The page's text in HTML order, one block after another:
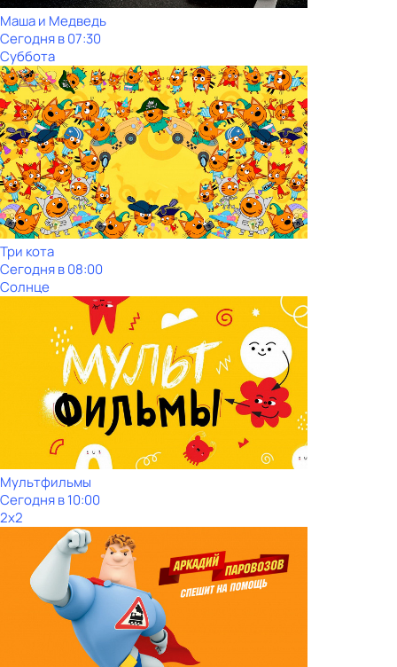
Маша и Медведь
Сегодня в 07:30
Суббота
Три кота
Сегодня в 08:00
Солнце
Мультфильмы
Сегодня в 10:00
2x2